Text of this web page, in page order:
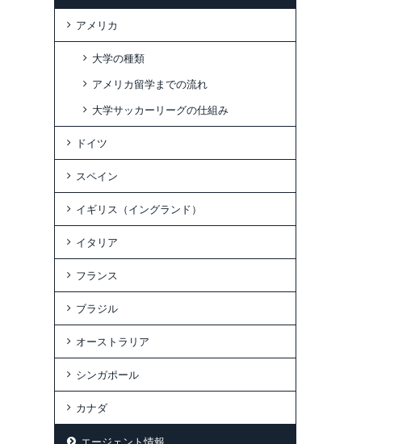
アメリカ
大学の種類
アメリカ留学までの流れ
大学サッカーリーグの仕組み
ドイツ
スペイン
イギリス（イングランド）
イタリア
フランス
ブラジル
オーストラリア
シンガポール
カナダ